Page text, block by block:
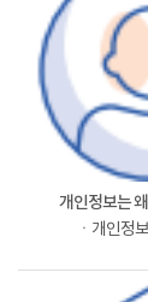
개인정보는
ㆍ개인정